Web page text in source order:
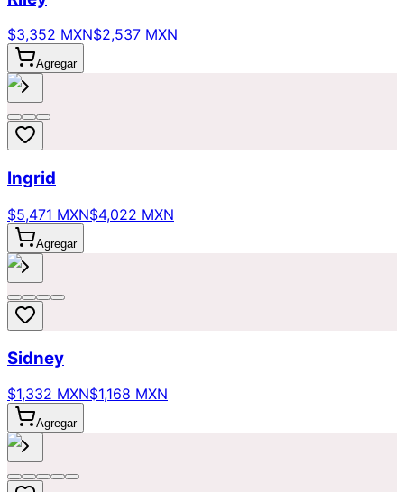
$3,352 MXN$2,537 MXN
Agregar
Ingrid
$5,471 MXN$4,022 MXN
Agregar
Sidney
$1,332 MXN$1,168 MXN
Agregar